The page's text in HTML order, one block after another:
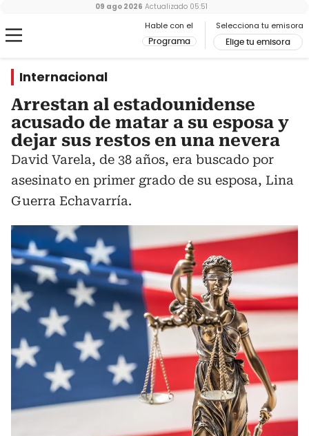
Hable con el
Programa
Selecciona tu emisora
Elige tu emisora
09 ago 2026 Actualizado 05:51
Internacional
Arrestan al estadounidense
acusado de matar a su esposa y
dejar sus restos en una nevera
David Varela, de 38 años, era buscado por
asesinato en primer grado de su esposa, Lina
Guerra Echavarría.